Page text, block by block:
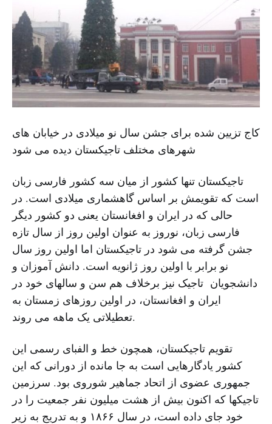
کاج تزیین شده برای جشن سال نو میلادی در خیابان های
شهرهای مختلف تاجیکستان دیده می شود
تاجیکستان تنها کشور از میان سه کشور فارسی زبان
است که تقویمش بر اساس گاهشماری میلادی است. در
حالی که در ایران و افغانستان یعنی دو کشور دیگر
فارسی زبان، نوروز به عنوان اولین روز از سال تازه
جشن گرفته می شود در تاجیکستان اما اولین روز سال
نو برابر با اولین روز ژانویه است. دانش آموزان و
دانشجویان تاجیک نیز برخلاف هم سن و سالهای خود در
ایران و افغانستان، در اولین روزهای زمستان به
تعطیلاتی یک ماهه می روند.
تقویم تاجیکستان، همچون خط و الفبای رسمی این
کشور یادگارهایی است به جا مانده از دورانی که این
جمهوری عضوی از اتحاد جماهیر شوروی بود. سرزمین
تاجیکها که اکنون بیش از هشت میلیون نفر جمعیت را در
خود جای داده است، در سال ۱۸۶۶ و به تدریج به زیر